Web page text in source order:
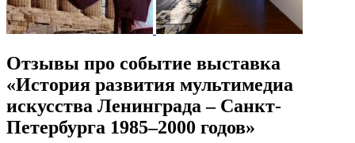
Отзывы про событие выставка
«История развития мультимедиа
искусства Ленинграда – Санкт-
Петербурга 1985–2000 годов»